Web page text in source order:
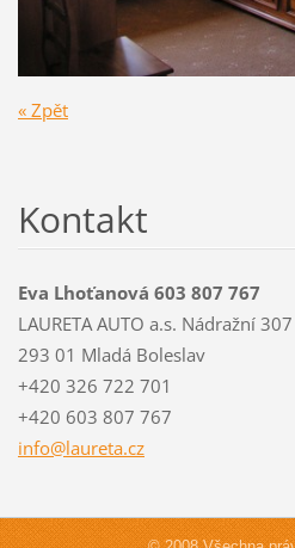
« Zpět
Kontakt
Eva Lhoťanová 603 807 767
LAURETA AUTO a.s. Nádražní 307
293 01 Mladá Boleslav
+420 326 722 701
+420 603 807 767
info@laureta.cz